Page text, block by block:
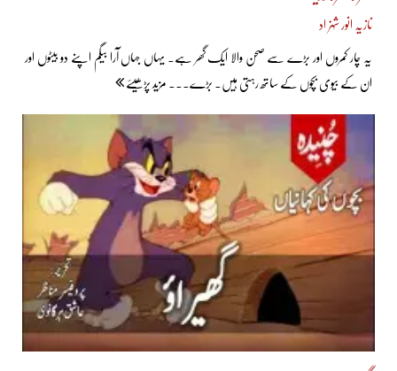
نازیہ انور شہزاد
یہ چار کمروں اور بڑے سے صحن والا ایک گھر ہے۔ یہاں جہاں آرا بیگم اپنے دو بیٹوں اور
ان کے بیوی بچوں کے ساتھ رہتی ہیں۔ بڑے... مزید پڑھیئے